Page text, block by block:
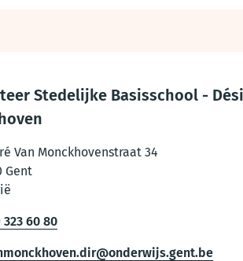
Stedelijke Basisschool -
Van Monckhovenstraat 34
Gent
323 60 80